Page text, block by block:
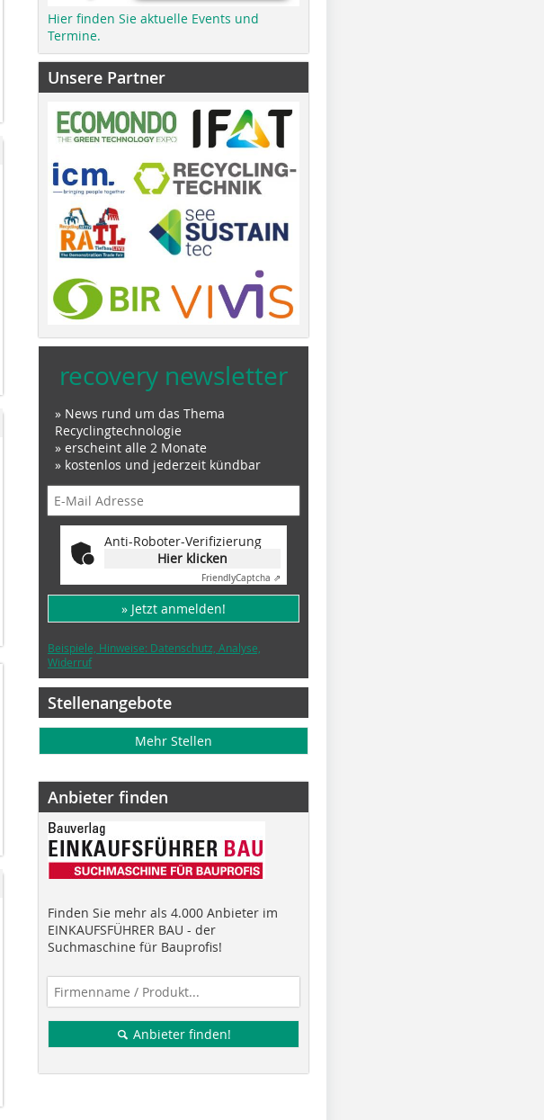
Hier finden Sie aktuelle Events und
Termine.
Unsere Partner
recovery newsletter
» News rund um das Thema
Recyclingtechnologie
» erscheint alle 2 Monate
» kostenlos und jederzeit kündbar
Anti-Roboter-Verifizierung
Hier klicken
FriendlyCaptcha ⇗
» Jetzt anmelden!
Beispiele, Hinweise: Datenschutz, Analyse,
Widerruf
Stellenangebote
Mehr Stellen
Anbieter finden
Finden Sie mehr als 4.000 Anbieter im
EINKAUFSFÜHRER BAU - der
Suchmaschine für Bauprofis!
Anbieter finden!